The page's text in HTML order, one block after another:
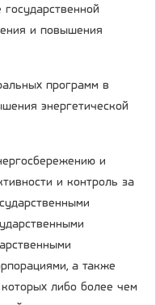
и повышения
программ в
энергетической
и
и контроль за
а также
либо более чем